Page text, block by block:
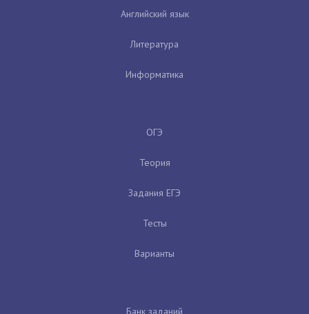
Английский язык
Литература
Информатика
ОГЭ
Теория
Задания ЕГЭ
Тесты
Варианты
Банк заданий